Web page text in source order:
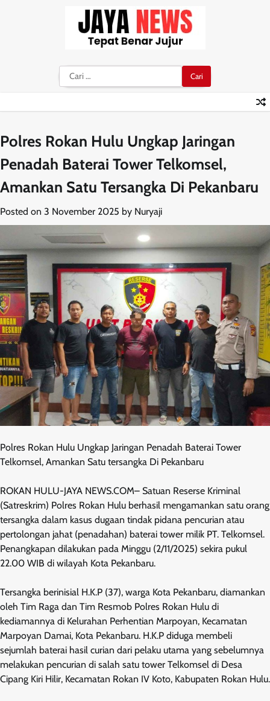
Cari
untuk:
Polres Rokan Hulu Ungkap Jaringan
Penadah Baterai Tower Telkomsel,
Amankan Satu Tersangka Di Pekanbaru
Posted on 3 November 2025 by Nuryaji
Polres Rokan Hulu Ungkap Jaringan Penadah Baterai Tower
Telkomsel, Amankan Satu tersangka Di Pekanbaru
ROKAN HULU-JAYA NEWS.COM– Satuan Reserse Kriminal
(Satreskrim) Polres Rokan Hulu berhasil mengamankan satu orang
tersangka dalam kasus dugaan tindak pidana pencurian atau
pertolongan jahat (penadahan) baterai tower milik PT. Telkomsel.
Penangkapan dilakukan pada Minggu (2/11/2025) sekira pukul
22.00 WIB di wilayah Kota Pekanbaru.
Tersangka berinisial H.K.P (37), warga Kota Pekanbaru, diamankan
oleh Tim Raga dan Tim Resmob Polres Rokan Hulu di
kediamannya di Kelurahan Perhentian Marpoyan, Kecamatan
Marpoyan Damai, Kota Pekanbaru. H.K.P diduga membeli
sejumlah baterai hasil curian dari pelaku utama yang sebelumnya
melakukan pencurian di salah satu tower Telkomsel di Desa
Cipang Kiri Hilir, Kecamatan Rokan IV Koto, Kabupaten Rokan Hulu.